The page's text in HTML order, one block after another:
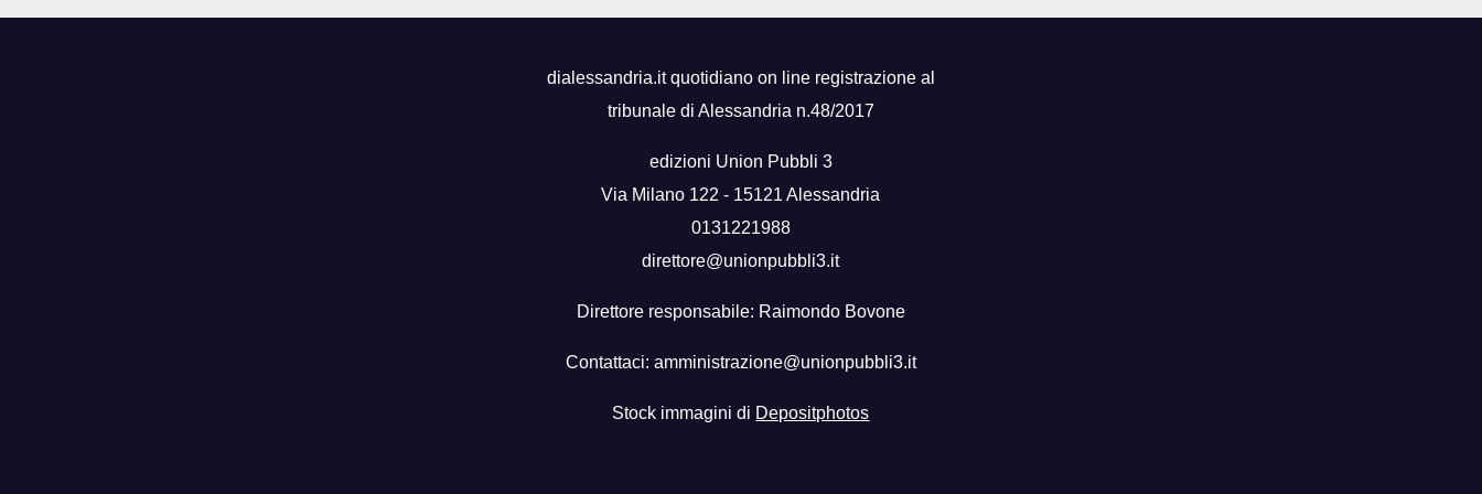
dialessandria.it quotidiano on line registrazione al
tribunale di Alessandria n.48/2017
edizioni Union Pubbli 3
Via Milano 122 - 15121 Alessandria
0131221988
direttore@unionpubbli3.it
Direttore responsabile: Raimondo Bovone
Contattaci: amministrazione@unionpubbli3.it
Stock immagini di Depositphotos